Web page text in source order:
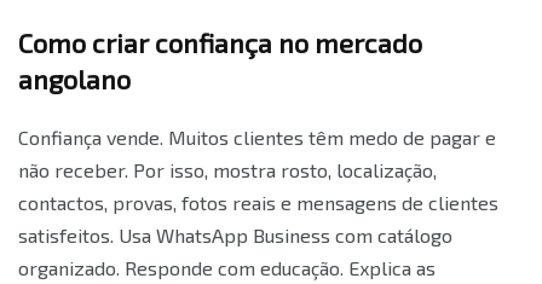
Como criar confiança no mercado
angolano
Confiança vende. Muitos clientes têm medo de pagar e
não receber. Por isso, mostra rosto, localização,
contactos, provas, fotos reais e mensagens de clientes
satisfeitos. Usa WhatsApp Business com catálogo
organizado. Responde com educação. Explica as